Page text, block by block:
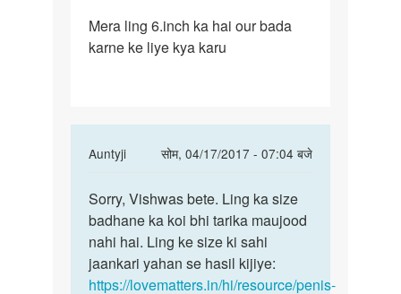
Mera
ling
Mera ling 6.inch ka hai our bada
karne ke liye kya karu
Auntyji
सोम, 04/17/2017 - 07:04 बजे
In
to
Mera
ling
6.inch
ka
Sorry,
Vishwas
bete.
Ling
ka
Sorry, Vishwas bete. Ling ka size
badhane ka koi bhi tarika maujood
nahi hai. Ling ke size ki sahi
jaankari yahan se hasil kijiye:
https://lovematters.in/hi/resource/penis-